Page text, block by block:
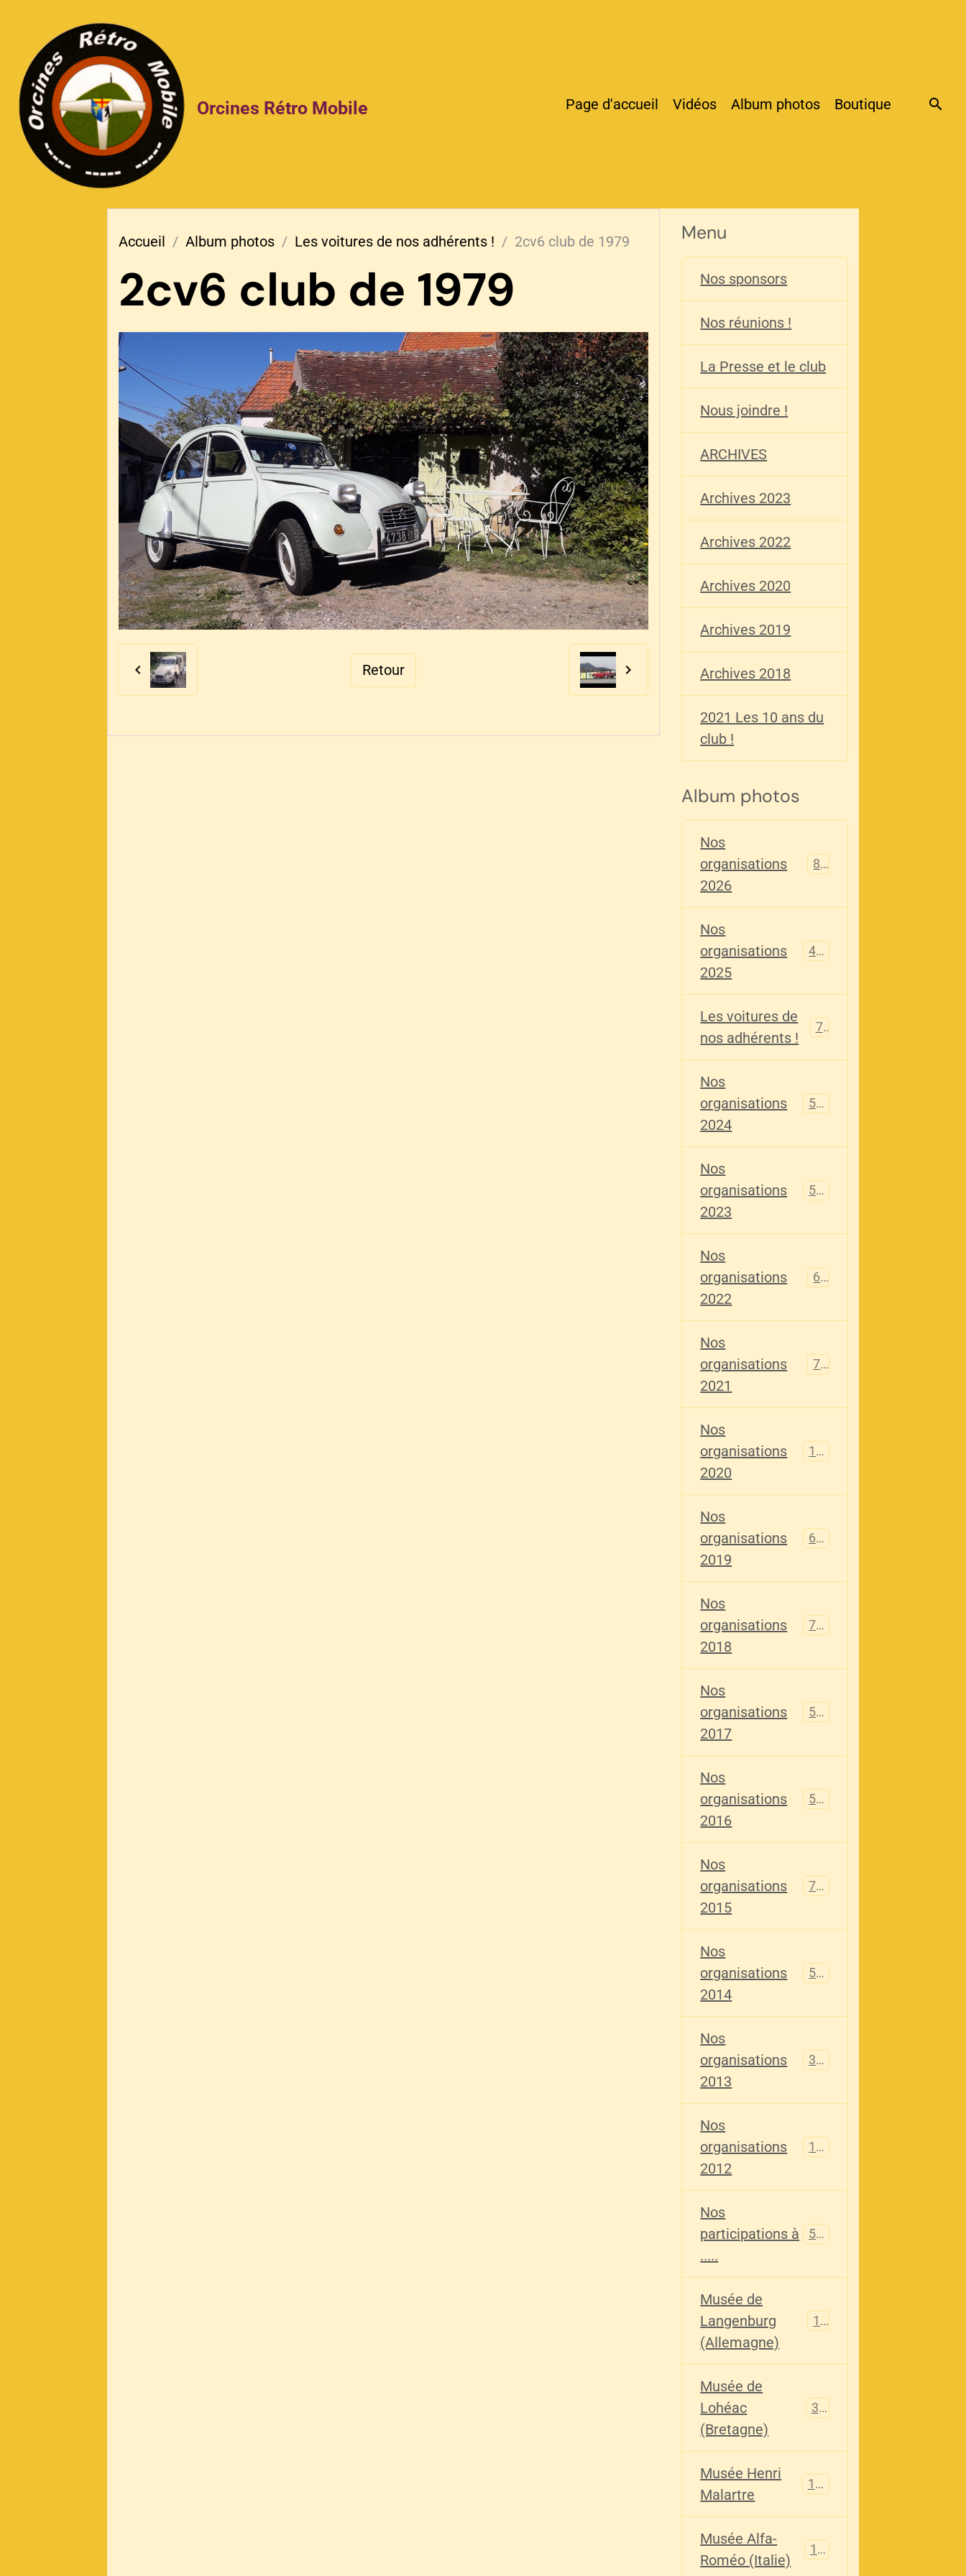
Orcines Rétro Mobile Page d'accueil Vidéos Album photos Boutique
Accueil Album photos Les voitures de nos adhérents ! 2cv6 club de 1979
2cv6 club de 1979
Retour
Menu
Nos sponsors
Nos réunions !
La Presse et le club
Nous joindre !
ARCHIVES
Archives 2023
Archives 2022
Archives 2020
Archives 2019
Archives 2018
2021 Les 10 ans du
club !
Album photos
Nos
organisations
2026
82
Nos
organisations
2025
405
Les voitures de
nos adhérents !
73
Nos
organisations
2024
587
Nos
organisations
2023
567
Nos
organisations
2022
61
Nos
organisations
2021
79
Nos
organisations
2020
121
Nos
organisations
2019
696
Nos
organisations
2018
741
Nos
organisations
2017
555
Nos
organisations
2016
520
Nos
organisations
2015
776
Nos
organisations
2014
516
Nos
organisations
2013
344
Nos
organisations
2012
155
Nos
participations à
.....
563
Musée de
Langenburg
(Allemagne)
113
Musée de
Lohéac
(Bretagne)
321
Musée Henri
Malartre
136
Musée Alfa-
Roméo (Italie)
107